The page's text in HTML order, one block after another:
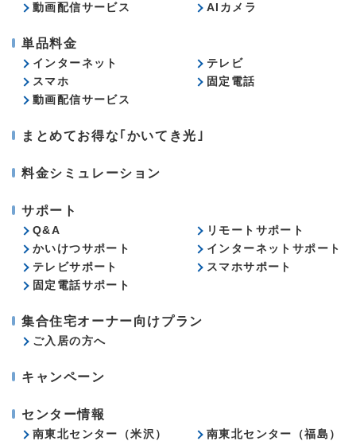
動画配信サービス
AIカメラ
単品料金
インターネット
テレビ
スマホ
固定電話
動画配信サービス
まとめてお得な｢かいてき光｣
料金シミュレーション
サポート
Q&A
リモートサポート
かいけつサポート
インターネットサポート
テレビサポート
スマホサポート
固定電話サポート
集合住宅オーナー向けプラン
ご入居の方へ
キャンペーン
センター情報
南東北センター（米沢）
南東北センター（福島）